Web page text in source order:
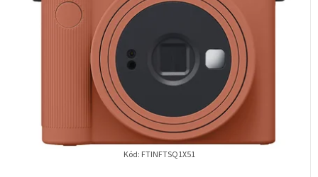
Kód: FTINFTSQ1X51